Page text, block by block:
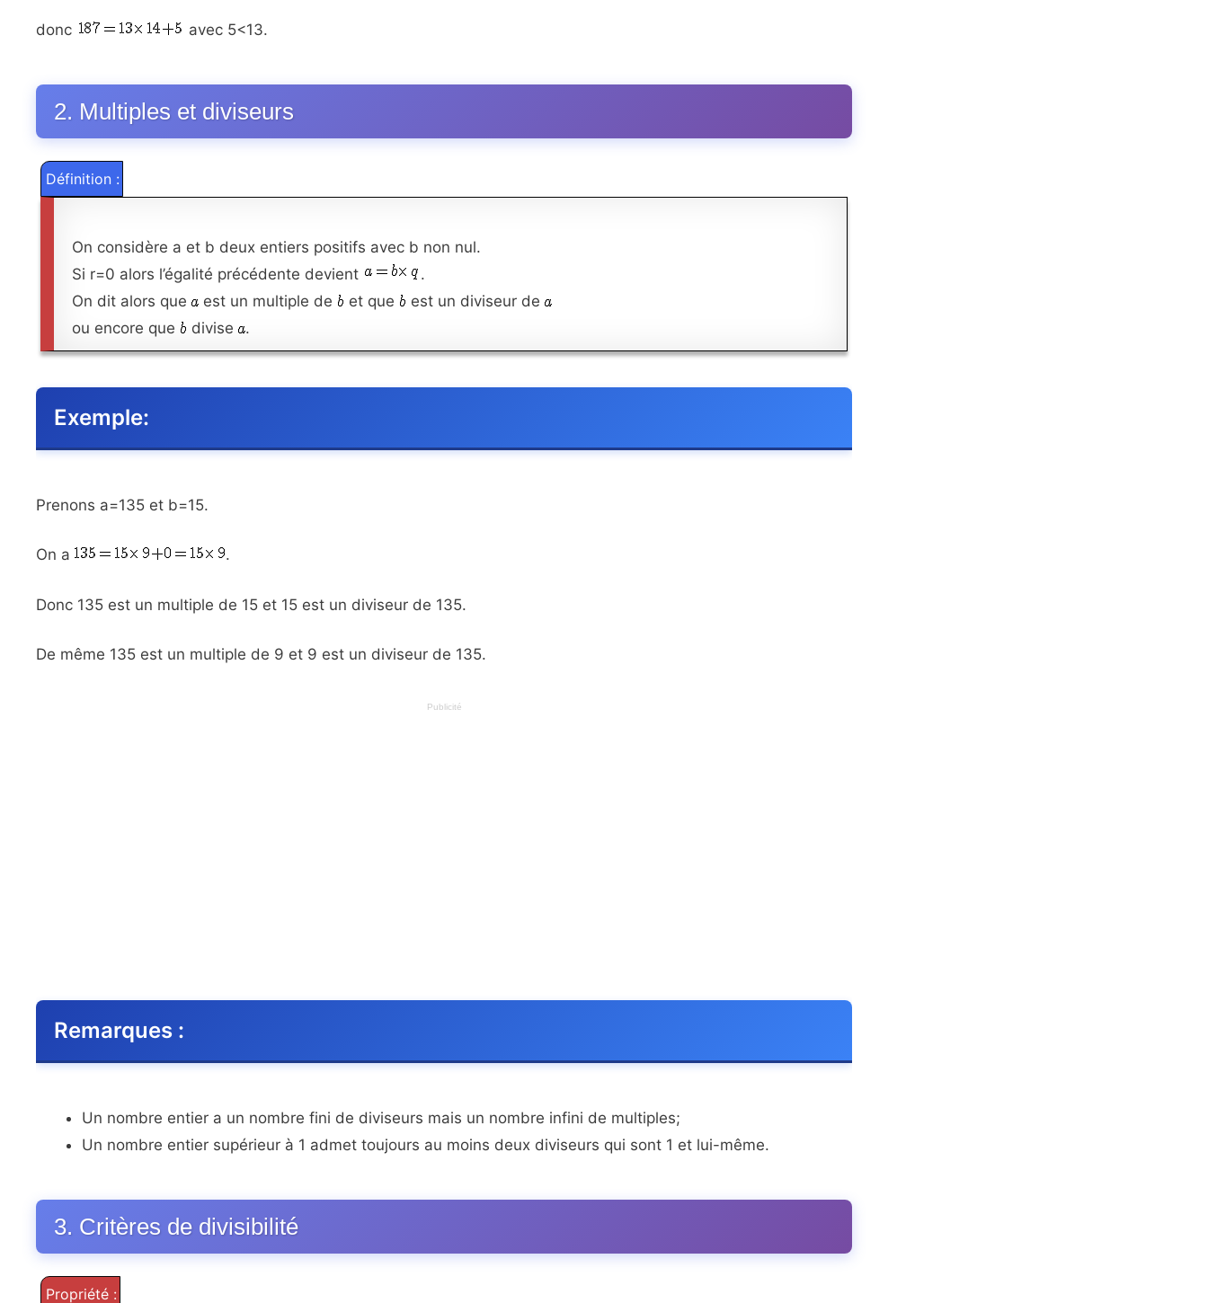
donc avec 5<13.
2. Multiples et diviseurs
Définition :
On considère a et b deux entiers positifs avec b non nul.
Si r=0 alors l’égalité précédente devient
.
On dit alors que
est un multiple de et que
est un diviseur de
ou encore que
divise .
Exemple:
Prenons a=135 et b=15.
On a .
Donc 135 est un multiple de 15 et 15 est un diviseur de 135.
De même 135 est un multiple de 9 et 9 est un diviseur de 135.
Publicité
Remarques :
Un nombre entier a un nombre fini de diviseurs mais un nombre infini de multiples;
Un nombre entier supérieur à 1 admet toujours au moins deux diviseurs qui sont 1 et lui-même.
3. Critères de divisibilité
Propriété :